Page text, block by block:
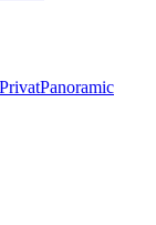
Panoramic